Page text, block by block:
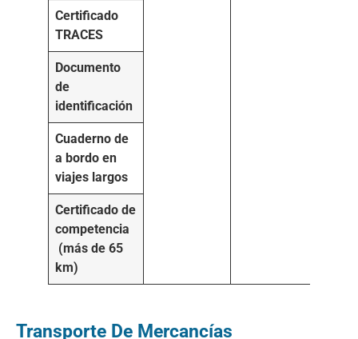
Certificado
TRACES
Documento
de
identificación
Cuaderno de
a bordo en
viajes largos
Certificado de
competencia
(más de 65
km)
Transporte De Mercancías